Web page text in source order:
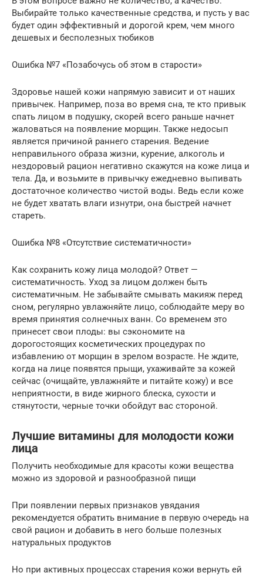
Выбирайте только качественные средства, и пусть у вас
будет один эффективный и дорогой крем, чем много
дешевых и бесполезных тюбиков
Ошибка №7 «Позабочусь об этом в старости»
Здоровье нашей кожи напрямую зависит и от наших
привычек. Например, поза во время сна, те кто привык
спать лицом в подушку, скорей всего раньше начнет
жаловаться на появление морщин. Также недосып
является причиной раннего старения. Ведение
неправильного образа жизни, курение, алкоголь и
нездоровый рацион негативно скажутся на коже лица и
тела. Да, и возьмите в привычку ежедневно выпивать
достаточное количество чистой воды. Ведь если коже
не будет хватать влаги изнутри, она быстрей начнет
стареть.
Ошибка №8 «Отсутствие систематичности»
Как сохранить кожу лица молодой? Ответ —
систематичность. Уход за лицом должен быть
систематичным. Не забывайте смывать макияж перед
сном, регулярно увлажняйте лицо, соблюдайте меру во
время принятия солнечных ванн. Со временем это
принесет свои плоды: вы сэкономите на
дорогостоящих косметических процедурах по
избавлению от морщин в зрелом возрасте. Не ждите,
когда на лице появятся прыщи, ухаживайте за кожей
сейчас (очищайте, увлажняйте и питайте кожу) и все
неприятности, в виде жирного блеска, сухости и
стянутости, черные точки обойдут вас стороной.
Лучшие витамины для молодости кожи
лица
Получить необходимые для красоты кожи вещества
можно из здоровой и разнообразной пищи
При появлении первых признаков увядания
рекомендуется обратить внимание в первую очередь на
свой рацион и добавить в него больше полезных
натуральных продуктов
Но при активных процессах старения кожи вернуть ей